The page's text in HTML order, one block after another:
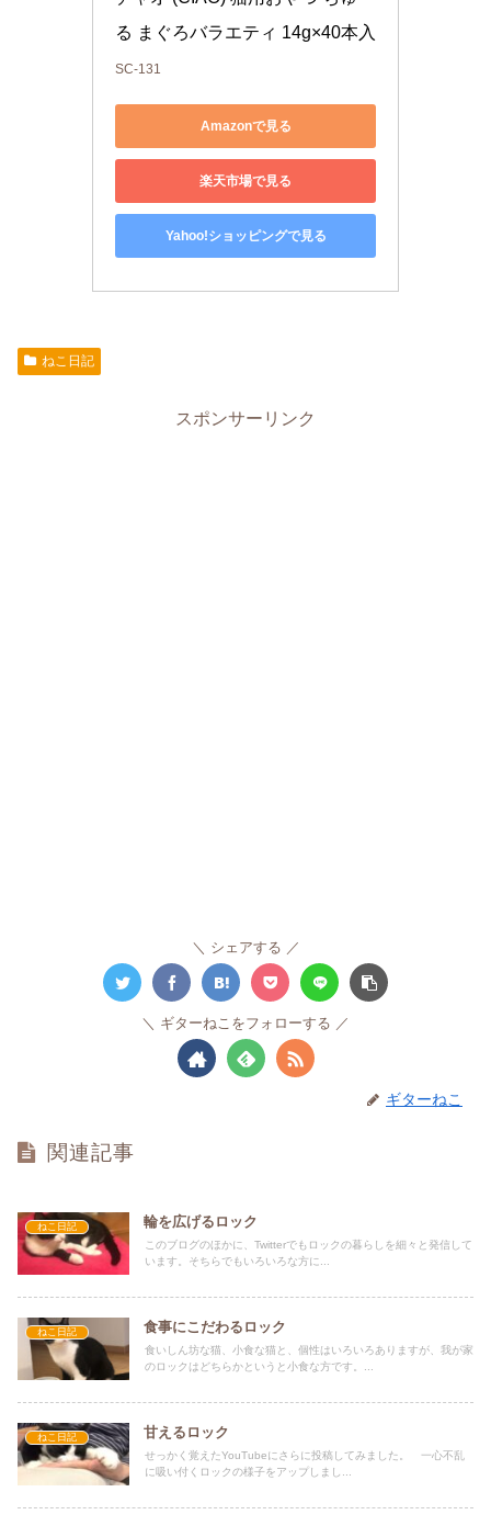
る まぐろバラエティ 14g×40本入
SC-131
Amazonで見る
楽天市場で見る
Yahoo!ショッピングで見る
ねこ日記
スポンサーリンク
シェアする
ギターねこをフォローする
ギターねこ
関連記事
ねこ日記 輪を広げるロック
このブログのほかに、Twitterでもロックの暮らしを細々と発信して
います。そちらでもいろいろな方に...
ねこ日記 食事にこだわるロック
食いしん坊な猫、小食な猫と、個性はいろいろありますが、我が家
のロックはどちらかというと小食な方です。...
ねこ日記 甘えるロック
せっかく覚えたYouTubeにさらに投稿してみました。 一心不乱
に吸い付くロックの様子をアップしまし...